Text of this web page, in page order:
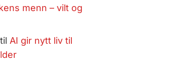
menn – vilt og
til AI gir nytt liv til